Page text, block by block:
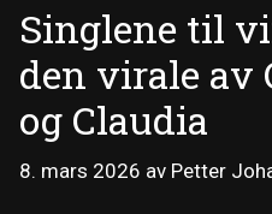
Singlene til
den virale av
og Claudia
8. mars 2026 av Petter